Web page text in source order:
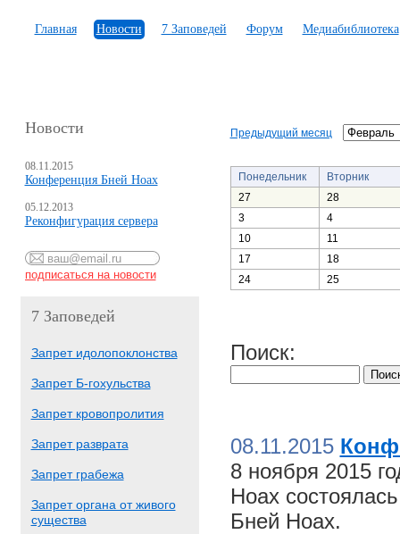
Главная Новости 7 Заповедей Форум Медиабиблиотека
Новости
08.11.2015
Конференция Бней Ноах
05.12.2013
Реконфигурация сервера
7 Заповедей
Запрет идолопоклонства
Запрет Б-гохульства
Запрет кровопролития
Запрет разврата
Запрет грабежа
Запрет органа от живого
существа
Предыдущий месяц
Понедельник
Вторник
27
28
3
4
10
11
17
18
24
25
Поиск:
08.11.2015
8 ноября 2015
Ноах
Бней Ноах.